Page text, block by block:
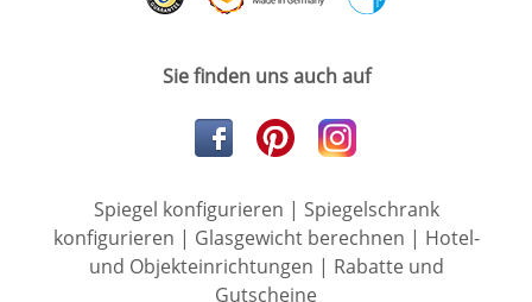
Sie finden uns auch auf
Spiegel konfigurieren | Spiegelschrank
konfigurieren | Glasgewicht berechnen | Hotel-
und Objekteinrichtungen | Rabatte und
Gutscheine